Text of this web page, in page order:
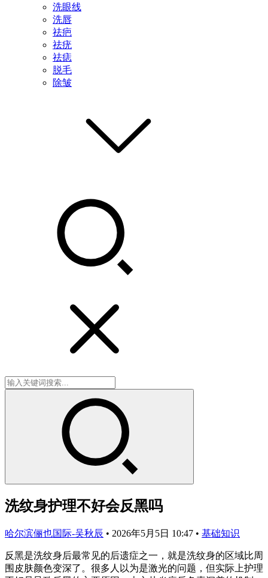
洗眼线
洗唇
祛疤
祛疣
祛痣
脱毛
除皱
洗纹身护理不好会反黑吗
哈尔滨俪也国际-吴秋辰 • 2026年5月5日 10:47 • 基础知识
反黑是洗纹身后最常见的后遗症之一，就是洗纹身的区域比周
围皮肤颜色变深了。很多人以为是激光的问题，但实际上护理